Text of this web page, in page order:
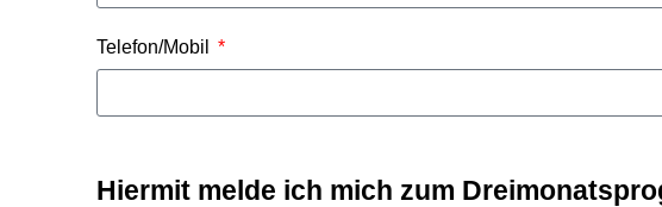
Telefon/Mobil
Hiermit melde ich mich zum